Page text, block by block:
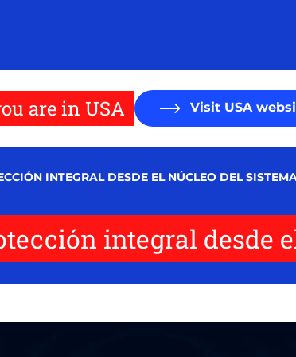
are in USA Visit USA
INTEGRAL DESDE EL NÚCLEO DEL
integral desde